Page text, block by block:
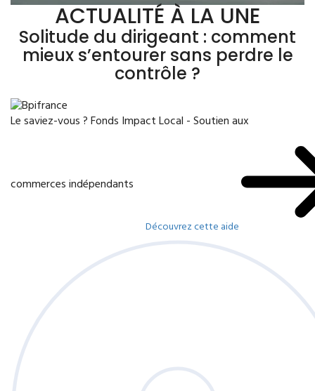
ACTUALITÉ À LA UNE
Solitude du dirigeant : comment
mieux s’entourer sans perdre le
contrôle ?
Le saviez-vous ?Fonds Impact Local - Soutien aux
commerces indépendants
Découvrez cette aide